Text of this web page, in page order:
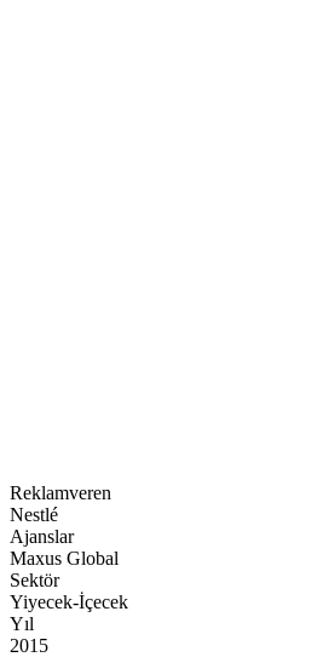
Reklamveren
Nestlé
Ajanslar
Maxus Global
Sektör
Yiyecek-İçecek
Yıl
2015